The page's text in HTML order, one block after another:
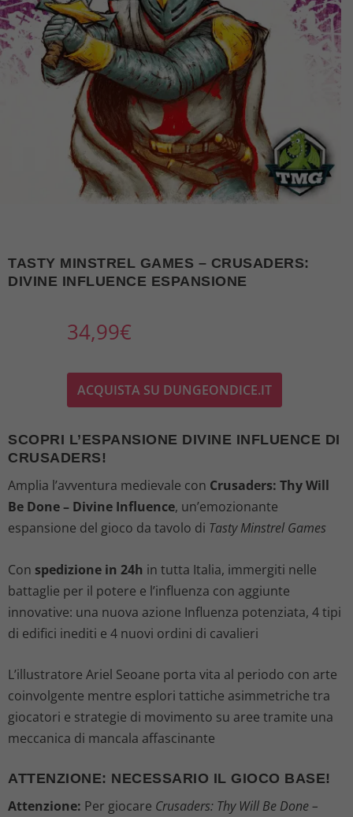
TASTY MINSTREL GAMES – CRUSADERS:
DIVINE INFLUENCE ESPANSIONE
34,99€
ACQUISTA SU DUNGEONDICE.IT
SCOPRI L’ESPANSIONE DIVINE INFLUENCE DI
CRUSADERS!
Amplia l’avventura medievale con Crusaders: Thy Will
Be Done – Divine Influence, un’emozionante
espansione del gioco da tavolo di Tasty Minstrel Games
Con spedizione in 24h in tutta Italia, immergiti nelle
battaglie per il potere e l’influenza con aggiunte
innovative: una nuova azione Influenza potenziata, 4 tipi
di edifici inediti e 4 nuovi ordini di cavalieri
L’illustratore Ariel Seoane porta vita al periodo con arte
coinvolgente mentre esplori tattiche asimmetriche tra
giocatori e strategie di movimento su aree tramite una
meccanica di mancala affascinante
ATTENZIONE: NECESSARIO IL GIOCO BASE!
Attenzione: Per giocare Crusaders: Thy Will Be Done –